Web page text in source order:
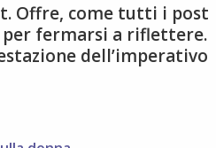
Offre, come tutti i post
per fermarsi a riflettere.
dell’imperativo